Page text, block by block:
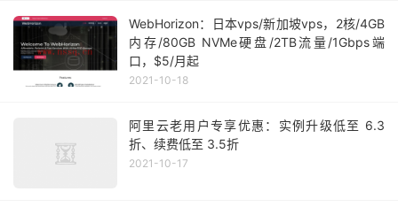
WebHorizon：日本vps/新加坡vps，2核/4GB
内存/80GB NVMe硬盘/2TB流量/1Gbps端
口，$5/月起
2021-10-18
阿里云老用户专享优惠：实例升级低至 6.3
折、续费低至 3.5折
2021-10-17